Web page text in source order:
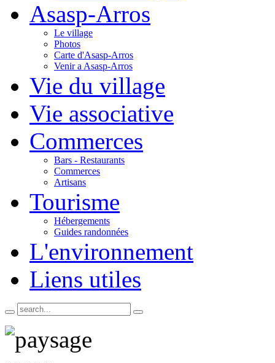
Asasp-Arros
Le village
Photos
Carte d'Asasp-Arros
Venir a Asasp-Arros
Vie du village
Vie associative
Commerces
Bars - Restaurants
Commerces
Artisans
Tourisme
Hébergements
Guides randonnées
L'environnement
Liens utiles